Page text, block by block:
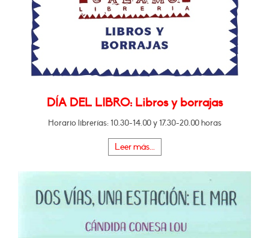
DÍA DEL LIBRO: Libros y borrajas
Horario librerías: 10.30-14.00 y 17.30-20.00 horas
Leer más...